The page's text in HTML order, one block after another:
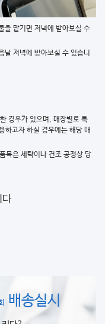
을 맡기면 저녁에 받아보실 수
저녁에 받아보실 수 있습니
경우가 있으며, 매장별로 특
하고자 하실 경우에는 해당 매
목은 세탁이나 건조 공정상 당
다
배송실시